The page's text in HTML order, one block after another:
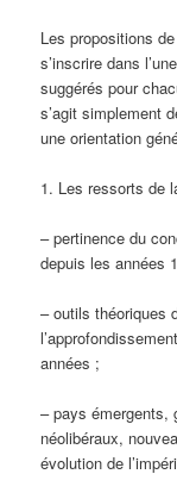
Les propositions
s’inscrire dans
suggérés pour
s’agit simplement
une orientation
1. Les ressorts de
– pertinence du
depuis les années
– outils théoriques
années ;
– pays émergents,
néolibéraux,
évolution de